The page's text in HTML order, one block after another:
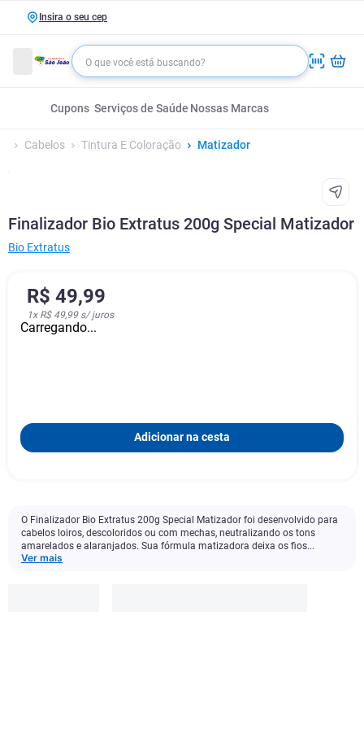
Insira o seu cep
Cupons Serviços de Saúde Nossas Marcas
Cabelos Tintura E Coloração Matizador
Finalizador Bio Extratus 200g Special Matizador
Bio Extratus
R$ 49,99
1x R$ 49,99s/ juros
Carregando...
Adicionar na cesta
O Finalizador Bio Extratus 200g Special Matizador foi desenvolvido para
cabelos loiros, descoloridos ou com mechas, neutralizando os tons
amarelados e alaranjados. Sua fórmula matizadora deixa os fios...
Ver mais